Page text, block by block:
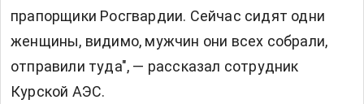
прапорщики Росгвардии. Сейчас сидят одни
женщины, видимо, мужчин они всех собрали,
отправили туда", — рассказал сотрудник
Курской АЭС.